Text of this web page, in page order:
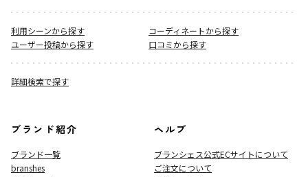
利用シーンから探す
コーディネートから探す
ユーザー投稿から探す
口コミから探す
詳細検索で探す
ブランド紹介
ブランド一覧
branshes
ヘルプ
ブランシェス公式ECサイトについて
ご注文について